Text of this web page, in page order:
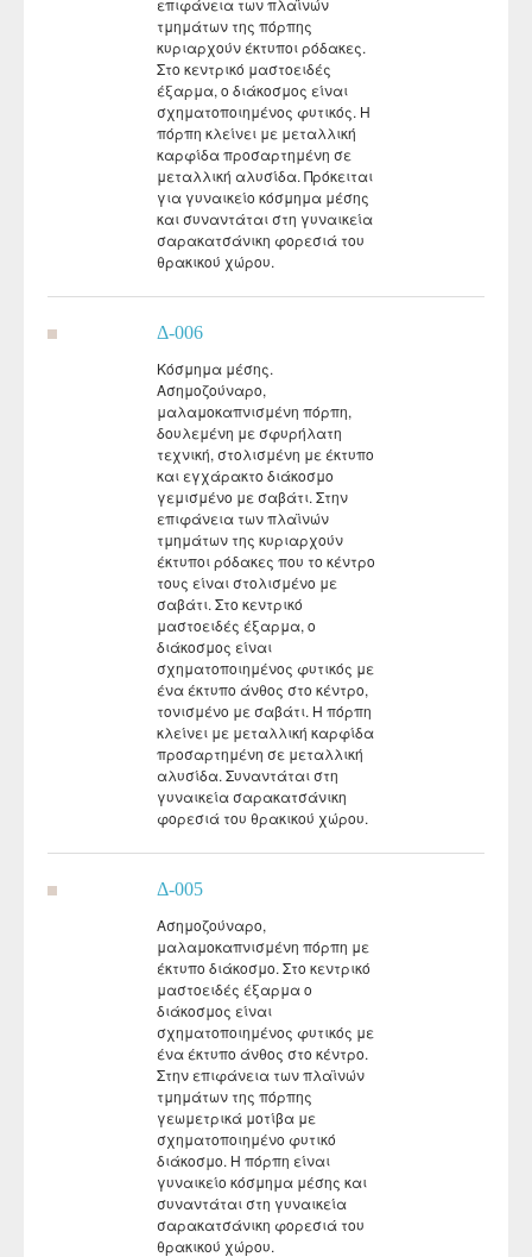
επιφάνεια των πλαϊνών
τμημάτων της πόρπης
κυριαρχούν έκτυποι ρόδακες.
Στο κεντρικό μαστοειδές
έξαρμα, ο διάκοσμος είναι
σχηματοποιημένος φυτικός. Η
πόρπη κλείνει με μεταλλική
καρφίδα προσαρτημένη σε
μεταλλική αλυσίδα. Πρόκειται
για γυναικείο κόσμημα μέσης
και συναντάται στη γυναικεία
σαρακατσάνικη φορεσιά του
θρακικού χώρου.
Δ-006
Κόσμημα μέσης.
Ασημοζούναρο,
μαλαμοκαπνισμένη πόρπη,
δουλεμένη με σφυρήλατη
τεχνική, στολισμένη με έκτυπο
και εγχάρακτο διάκοσμο
γεμισμένο με σαβάτι. Στην
επιφάνεια των πλαϊνών
τμημάτων της κυριαρχούν
έκτυποι ρόδακες που το κέντρο
τους είναι στολισμένο με
σαβάτι. Στο κεντρικό
μαστοειδές έξαρμα, ο
διάκοσμος είναι
σχηματοποιημένος φυτικός με
ένα έκτυπο άνθος στο κέντρο,
τονισμένο με σαβάτι. Η πόρπη
κλείνει με μεταλλική καρφίδα
προσαρτημένη σε μεταλλική
αλυσίδα. Συναντάται στη
γυναικεία σαρακατσάνικη
φορεσιά του θρακικού χώρου.
Δ-005
Ασημοζούναρο,
μαλαμοκαπνισμένη πόρπη με
έκτυπο διάκοσμο. Στο κεντρικό
μαστοειδές έξαρμα ο
διάκοσμος είναι
σχηματοποιημένος φυτικός με
ένα έκτυπο άνθος στο κέντρο.
Στην επιφάνεια των πλαϊνών
τμημάτων της πόρπης
γεωμετρικά μοτίβα με
σχηματοποιημένο φυτικό
διάκοσμο. Η πόρπη είναι
γυναικείο κόσμημα μέσης και
συναντάται στη γυναικεία
σαρακατσάνικη φορεσιά του
θρακικού χώρου.